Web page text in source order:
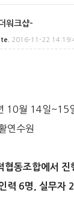
워크샵-
2016-11-22
10월 14일~15
연수원
협동조합에서 진
력 6명, 실무자